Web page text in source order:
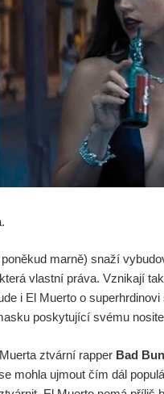
marně) snaží
vlastní práva. Vznikají
i El Muerto o
poskytující svému
ztvární rapper Bad
mohla ujmout čím dál